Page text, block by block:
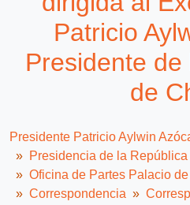
Patricio
Presidente
de
Presidente Patricio Aylwin
Presidencia de la
Oficina de Partes Palacio
Correspondencia